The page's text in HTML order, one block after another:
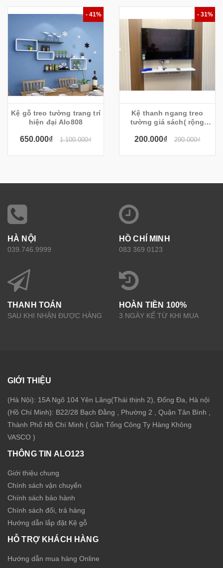
- 41%
Kệ gỗ treo tường trang trí
hiện đại Alo808
650.000₫ 1.100.000₫
- 31%
Kệ thanh ngang treo
tường giá sách( rộng
200.000₫ 290.000₫
HÀ NỘI
039.746.9999
HỒ CHÍ MINH
083 369 0123
THANH TOÁN
SAU KHI NHẬN ĐƯỢC HÀNG
HOÀN TIỀN 100%
3 NGÀY KỂ TỪ KHI MUA
GIỚI THIỆU
(Hà Nội): 15A Ngõ 104 Yên Lãng(Thái thịnh 2), Đống Đa, Hà nội
(Hồ Chí Minh): B22/28 Bạch Đằng , Phường 2 , Quận Tân Bình ,
Thành Phố Hồ Chí Minh ( Gần Tổng Công Ty Hàng Không
VASCO )
THÔNG TIN ALO123
Giới thiệu chung
Chính sách vận chuyển
Chính sách bảo hành
Chính sách đổi, trả hàng
Hướng dẫn lắp đặt Kệ gỗ
HỖ TRỢ KHÁCH HÀNG
Hướng dẫn mua hàng Online